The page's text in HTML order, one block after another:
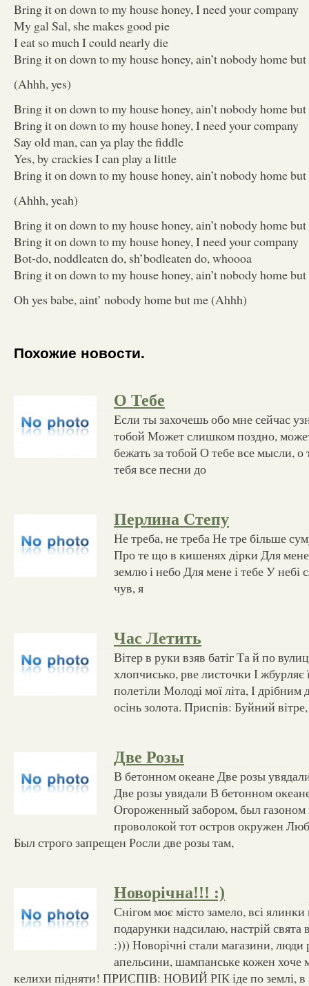
Bring it on down to my house honey, I need your company
My gal Sal, she makes good pie
I eat so much I could nearly die
Bring it on down to my house honey, ain’t nobody home but
(Ahhh, yes)
Bring it on down to my house honey, ain’t nobody home but
Bring it on down to my house honey, I need your company
Say old man, can ya play the fiddle
Yes, by crackies I can play a little
Bring it on down to my house honey, ain’t nobody home but
(Ahhh, yeah)
Bring it on down to my house honey, ain’t nobody home but
Bring it on down to my house honey, I need your company
Bot-do, noddleaten do, sh’bodleaten do, whoooa
Bring it on down to my house honey, ain’t nobody home but
Oh yes babe, aint’ nobody home but me (Ahhh)
Похожие новости.
О Тебе
Если ты захочешь обо мне сейчас
тобой Может слишком поздно,
бежать за тобой О тебе все мысли, о
тебя все песни до
Перлина Cтепу
Не треба, не треба Не тре більше
Про те що в кишенях дірки Для
землю і небо Для мене і тебе У небі
чув, я
Час Летить
Вітер в руки взяв батіг Та й по
хлопчисько, рве листочки І жбурляє
полетіли Молоді мої літа, І
осінь золота. Приспів: Буйний
Две Розы
В бетонном океане Две розы
Две розы увядали В бетонном
Огороженный забором, был
проволокой тот остров окружен
Был строго запрещен Росли две розы там,
Новорічна!!! :)
Снігом моє місто замело, всі
подарунки надсилаю, настрій
:))) Новорічні стали магазини, люди
апельсини, шампанське кожен хоче
келихи підняти! ПРИСПІВ: НОВИЙ РІК іде по землі, в